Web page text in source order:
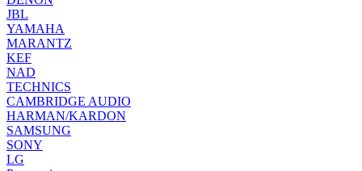
JBL
YAMAHA
MARANTZ
KEF
NAD
TECHNICS
CAMBRIDGE AUDIO
HARMAN/KARDON
SAMSUNG
SONY
LG